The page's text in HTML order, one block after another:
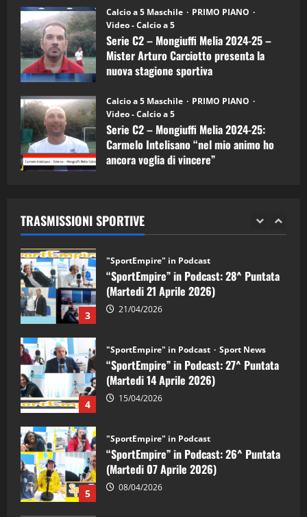
Calcio a 5 Maschile
PRIMO PIANO
Video - Calcio a 5
Serie C2 – Mongiuffi Melia 2024-25 –
Mister Arturo Carciotto presenta la
nuova stagione sportiva
Calcio a 5 Maschile
PRIMO PIANO
Video - Calcio a 5
Serie C2 – Mongiuffi Melia 2024-25:
Carmelo Intelisano “nel mio animo ho
ancora voglia di vincere”
TRASMISSIONI SPORTIVE
5
“SportEmpire” in Podcast: 26^ Puntata
(Martedi 07 Aprile 2026)
08/04/2026
1
“SportEmpire” in Podcast: 30^ Puntata
(Martedi 05 Maggio 2026)
08/05/2026
2 28/04/2026
3
"SportEmpire" in Podcast
“SportEmpire” in Podcast: 28^ Puntata
(Martedi 21 Aprile 2026)
21/04/2026
4
"SportEmpire" in Podcast Sport News
“SportEmpire” in Podcast: 27^ Puntata
(Martedi 14 Aprile 2026)
15/04/2026
5
"SportEmpire" in Podcast
“SportEmpire” in Podcast: 26^ Puntata
(Martedi 07 Aprile 2026)
08/04/2026